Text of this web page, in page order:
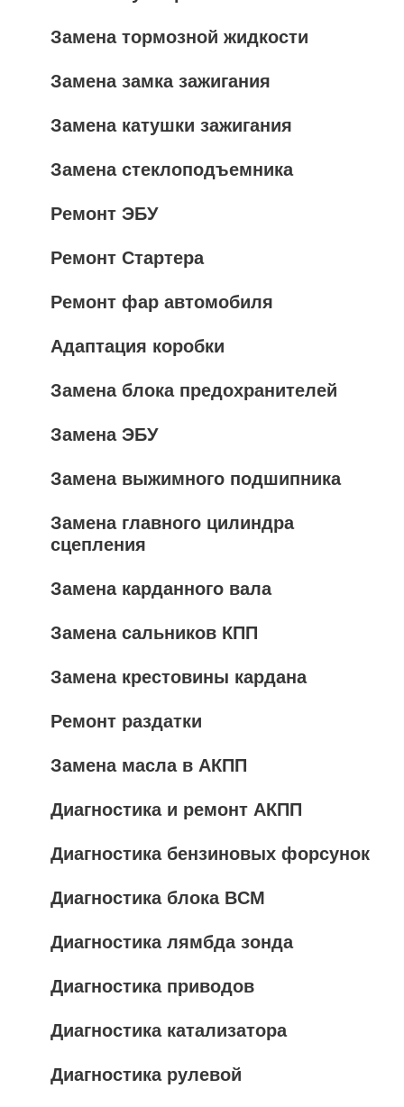
Замена тормозной жидкости
Замена замка зажигания
Замена катушки зажигания
Замена стеклоподъемника
Ремонт ЭБУ
Ремонт Стартера
Ремонт фар автомобиля
Адаптация коробки
Замена блока предохранителей
Замена ЭБУ
Замена выжимного подшипника
Замена главного цилиндра
сцепления
Замена карданного вала
Замена сальников КПП
Замена крестовины кардана
Ремонт раздатки
Замена масла в АКПП
Диагностика и ремонт АКПП
Диагностика бензиновых форсунок
Диагностика блока BCM
Диагностика лямбда зонда
Диагностика приводов
Диагностика катализатора
Диагностика рулевой